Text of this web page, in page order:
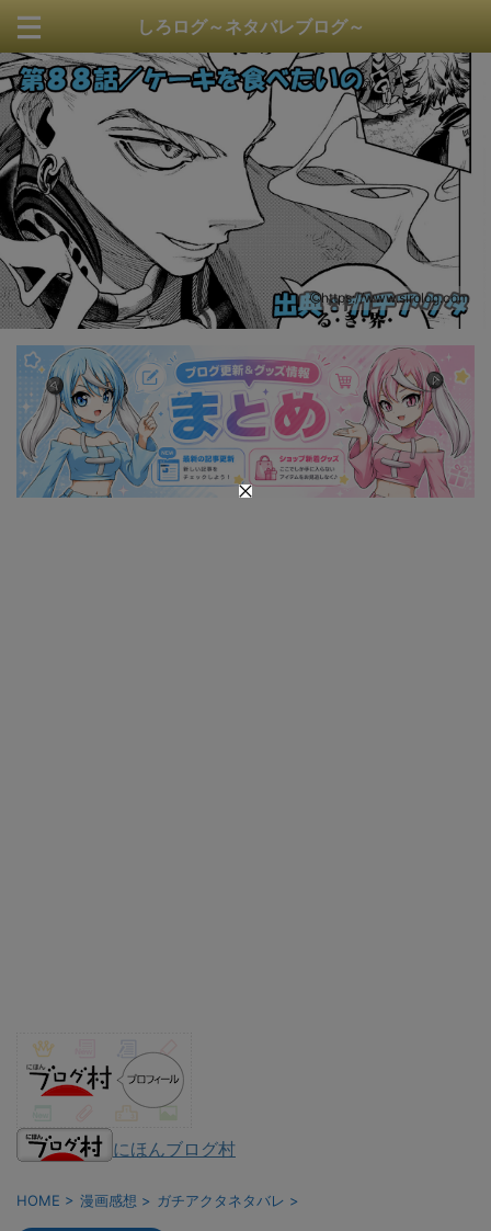
しろログ～ネタバレブログ～
https://www.sirolog.com
にほんブログ村
HOME > 漫画感想 > ガチアクタネタバレ >